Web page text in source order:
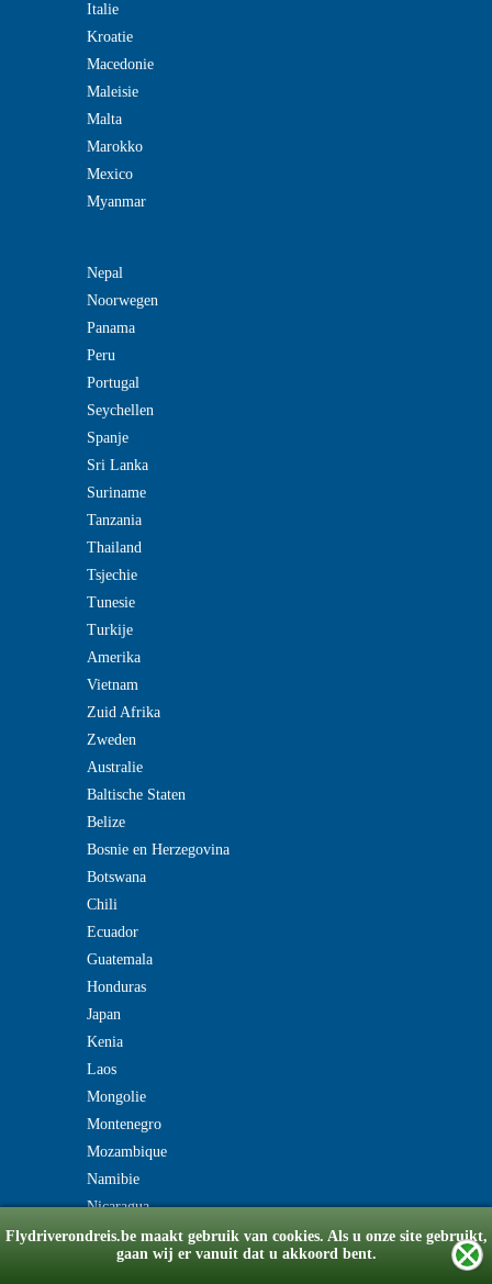
Flydriverondreis.be maakt gebruik van cookies. Als u onze site gebruikt,
gaan wij er vanuit dat u akkoord bent.
Italie
Kroatie
Macedonie
Maleisie
Malta
Marokko
Mexico
Myanmar
Nepal
Noorwegen
Panama
Peru
Portugal
Seychellen
Spanje
Sri Lanka
Suriname
Tanzania
Thailand
Tsjechie
Tunesie
Turkije
Amerika
Vietnam
Zuid Afrika
Zweden
Australie
Baltische Staten
Belize
Bosnie en Herzegovina
Botswana
Chili
Ecuador
Guatemala
Honduras
Japan
Kenia
Laos
Mongolie
Montenegro
Mozambique
Namibie
Nicaragua
© Copyright 2008-2026 flydriverondreis.be